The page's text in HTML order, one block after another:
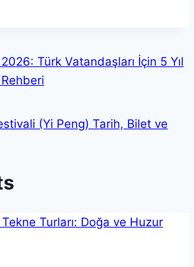
Türk Vatandaşları İçin 5 Yıl
(Yi Peng) Tarih, Bilet ve